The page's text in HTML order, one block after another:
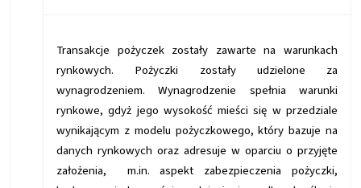
Transakcje pożyczek zostały zawarte na warunkach
rynkowych. Pożyczki zostały udzielone za
wynagrodzeniem. Wynagrodzenie spełnia warunki
rynkowe, gdyż jego wysokość mieści się w przedziale
wynikającym z modelu pożyczkowego, który bazuje na
danych rynkowych oraz adresuje w oparciu o przyjęte
założenia, m.in. aspekt zabezpieczenia pożyczki,